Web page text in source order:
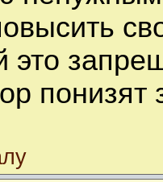
это
понизят